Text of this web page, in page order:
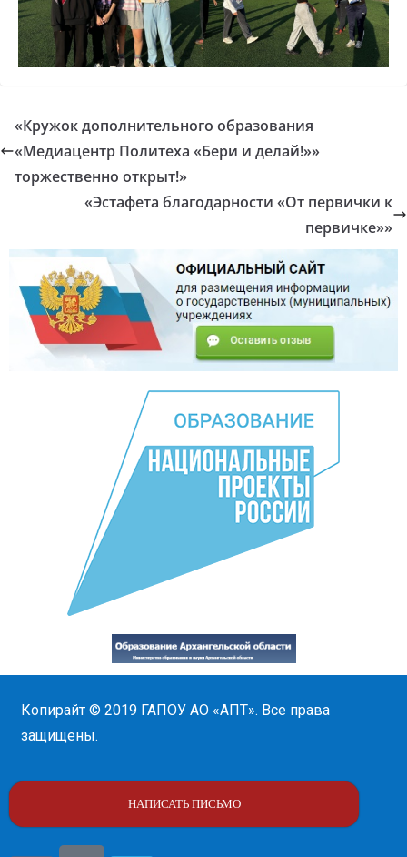
«Кружок дополнительного образования
«Медиацентр Политеха «Бери и делай!»»
торжественно открыт!»
«Эстафета благодарности «От первички к
первичке»»
Копирайт © 2019 ГАПОУ АО «АПТ». Все права
защищены.
НАПИСАТЬ ПИСЬМО